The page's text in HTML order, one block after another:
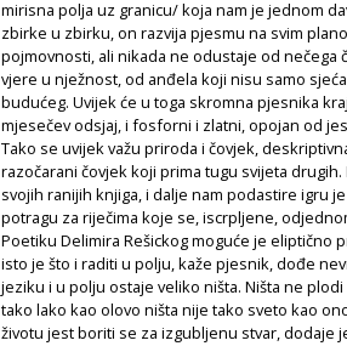
mirisna polja uz granicu/ koja nam je jednom
zbirke u zbirku, on razvija pjesmu na svim
pojmovnosti, ali nikada ne odustaje od
vjere u nježnost, od anđela koji nisu samo
budućeg. Uvijek će u toga skromna pjesnika
mjesečev odsjaj, i fosforni i zlatni, opojan od
Tako se uvijek važu priroda i čovjek,
razočarani čovjek koji prima tugu svijeta
svojih ranijih knjiga, i dalje nam podastire igru
potragu za riječima koje se, iscrpljene,
Poetiku Delimira Rešickog moguće je eliptično
isto je što i raditi u polju, kaže pjesnik, dođe
jeziku i u polju ostaje veliko ništa. Ništa ne
tako lako kao olovo ništa nije tako sveto kao
životu jest boriti se za izgubljenu stvar, dodaje